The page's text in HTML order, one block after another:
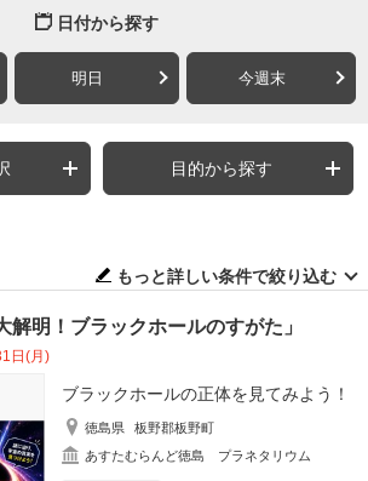
日付から探す
明日 今週末
目的から探す
もっと詳しい条件で絞り込む
解明！ブラックホールのすがた」
日(月)
ブラックホールの正体を見てみよう！
徳島県
板野郡板野町
あすたむらんど徳島 プラネタリウム